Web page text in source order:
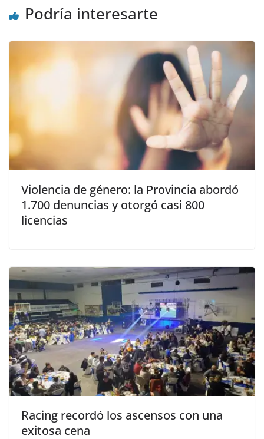
Podría interesarte
Violencia de género: la Provincia abordó
1.700 denuncias y otorgó casi 800
licencias
Racing recordó los ascensos con una
exitosa cena